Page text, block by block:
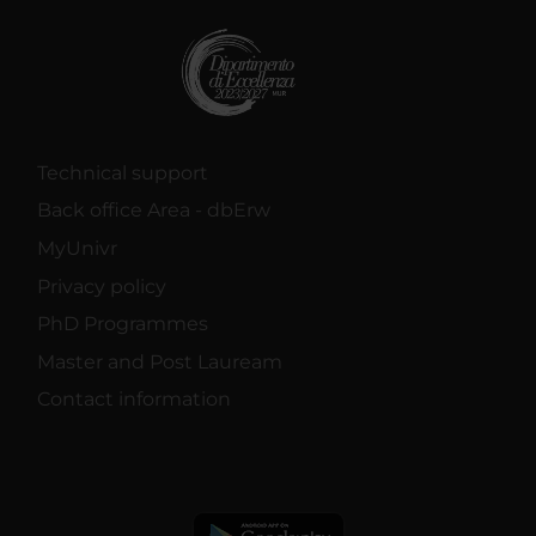
Technical support
Back office Area - dbErw
MyUnivr
Privacy policy
PhD Programmes
Master and Post Lauream
Contact information